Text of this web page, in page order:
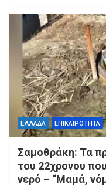
ΕΛΛΑΔΑ ΕΠΙΚΑΙΡΟΤΗΤΑ
Σαμοθράκη: Τα
του 22χρονου
νερό – “Μαμά,